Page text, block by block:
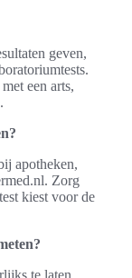
geven,
een arts,
apotheken,
Zorg
kiest voor de
te laten